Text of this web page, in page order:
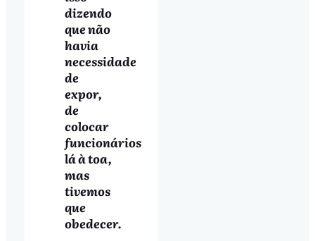
dizendo
que não
havia
necessidade
de
expor,
de
colocar
funcionários
lá à toa,
mas
tivemos
que
obedecer.